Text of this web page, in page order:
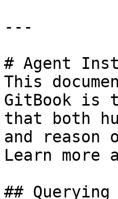
---
# Agent
This
GitBook is
that both
and
Learn more
## Querying